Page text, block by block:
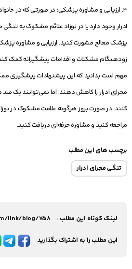
4. ارزیابی و مشاوره پزشکی: در صورتی که در
ادرار وجود دارد یا در نوزاد علائم مشکوک به
پزشک معالج مشورت کنید. ارزیابی و مشاوره
زودهنگام مشکلات و اقدامات پیشگیرانه کمک
مهم است بدانید که این پیشنهادات پیشگیری
مجرای ادرار را کاهش دهند، اما نمی‌توانند یک صد
کنند. در صورت بروز هرگونه علامت مشکوک در
مراجعه کنید و مشاوره حرفه‌ای دریافت کنید.
برچسب های این مطلب
تنگی مجرای ادرار
لینک کوتاه این مطلب : link/blog/758
این مطلب را به اشتراک بگذارید